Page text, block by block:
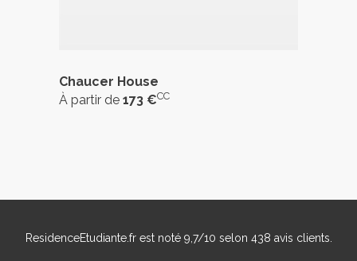
Chaucer House
À partir de 173 €CC
ResidenceEtudiante.frest noté 9,7/10 selon 438 avis clients.